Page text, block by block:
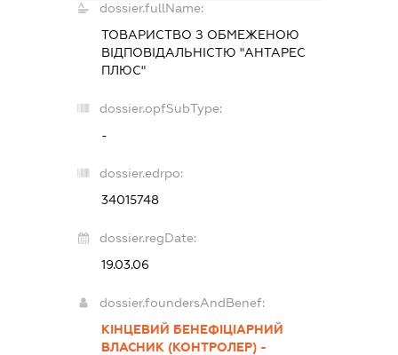
dossier.fullName:
ТОВАРИСТВО З ОБМЕЖЕНОЮ
ВІДПОВІДАЛЬНІСТЮ "АНТАРЕС
ПЛЮС"
dossier.opfSubType:
-
dossier.edrpo:
34015748
dossier.regDate:
19.03.06
dossier.foundersAndBenef:
КІНЦЕВИЙ БЕНЕФІЦІАРНИЙ
ВЛАСНИК (КОНТРОЛЕР) -